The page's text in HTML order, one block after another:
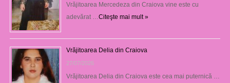
Vrăjitoarea Mercedeza din Craiova vine este cu
adevărat … Citeşte mai mult »
Vrăjitoarea Delia din Craiova
27/07/2026
Vrăjitoarea Delia din Craiova este cea mai puternică …